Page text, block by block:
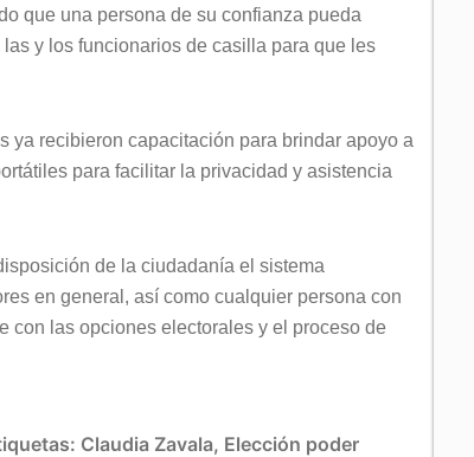
que una persona de su confianza pueda
y los funcionarios de casilla para que les
ya recibieron capacitación para brindar apoyo a
para facilitar la privacidad y asistencia
de la ciudadanía el sistema
en general, así como cualquier persona con
con las opciones electorales y el proceso de
Claudia Zavala, Elección poder